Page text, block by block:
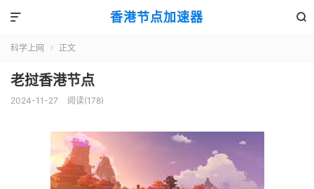
香港节点加速器 

科学上网  正文
老挝香港节点
2024-11-27 阅读(178)